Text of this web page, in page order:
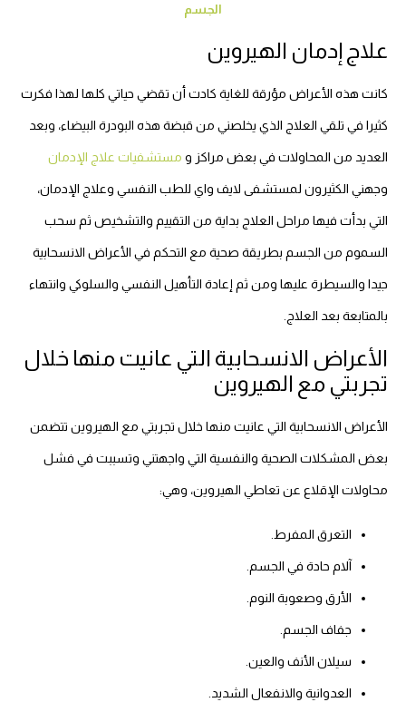
الجسم
علاج إدمان الهيروين
كانت هذه الأعراض مؤرقة للغاية كادت أن تقضي حياتي كلها لهذا فكرت
كثيرا في تلقي العلاج الذي يخلصني من قبضة هذه البودرة البيضاء، وبعد
العديد من المحاولات في بعض مراكز و مستشفيات علاج الإدمان
وجهني الكثيرون لمستشفى لايف واي للطب النفسي وعلاج الإدمان،
التي بدأت فيها مراحل العلاج بداية من التقييم والتشخيص ثم سحب
السموم من الجسم بطريقة صحية مع التحكم في الأعراض الانسحابية
جيدا والسيطرة عليها ومن ثم إعادة التأهيل النفسي والسلوكي وانتهاء
بالمتابعة بعد العلاج.
الأعراض الانسحابية التي عانيت منها خلال
تجربتي مع الهيروين
الأعراض الانسحابية التي عانيت منها خلال تجربتي مع الهيروين تتضمن
بعض المشكلات الصحية والنفسية التي واجهتني وتسببت في فشل
محاولات الإقلاع عن تعاطي الهيروين، وهي:
التعرق المفرط.
آلام حادة في الجسم.
الأرق وصعوبة النوم.
جفاف الجسم.
سيلان الأنف والعين.
العدوانية والانفعال الشديد.